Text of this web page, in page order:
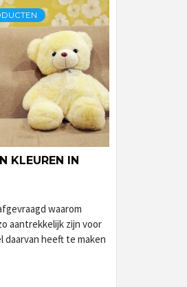
KLEUREN IN
waarom
aantrekkelijk zijn voor
daarvan heeft te maken